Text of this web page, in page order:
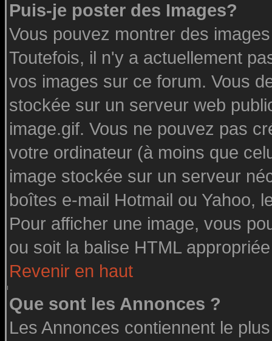
Puis-je poster des Images?
Vous pouvez montrer des
Toutefois, il n'y a actuellement
vos images sur ce forum. Vous
stockée sur un serveur web
image.gif. Vous ne pouvez pas
votre ordinateur (à moins que
image stockée sur un serveur
boîtes e-mail Hotmail ou Yahoo,
Pour afficher une image, vous
ou soit la balise HTML
Revenir en haut
Que sont les Annonces ?
Les Annonces contiennent le